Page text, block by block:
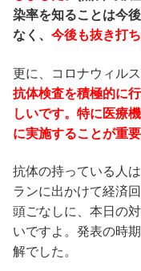
染率を知ることは今
なく、 今後も抜き打
更に、コロナウィル
抗体検査を積極的に
しいです。特に医療
に実施することが重
抗体の持っている人
ランに出かけて経済
頭ごなしに、本日の
いですよ。発表の時
解でした。